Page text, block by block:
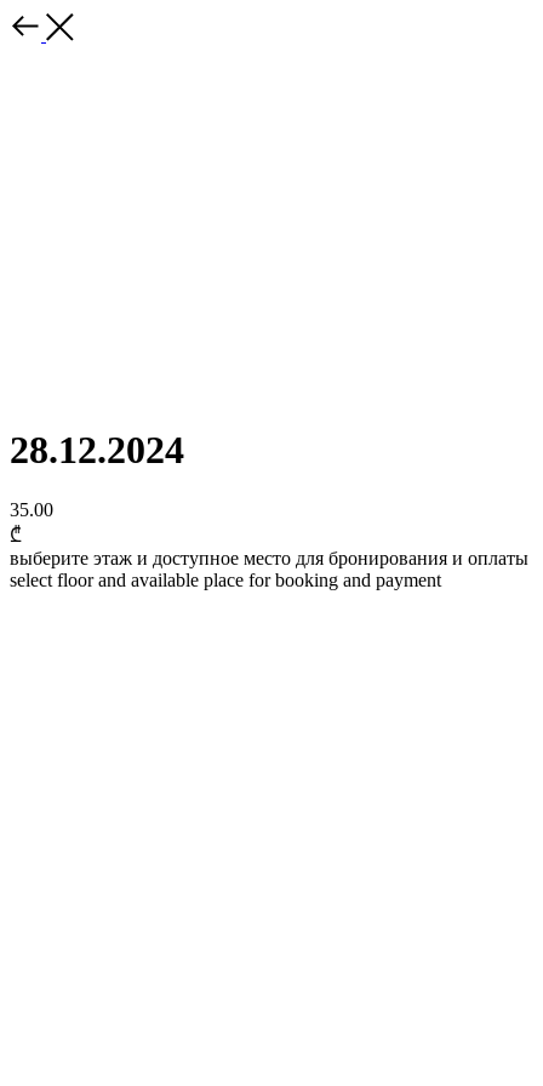
28.12.2024
35.00
₾
выберите этаж и доступное место для бронирования и оплаты
select floor and available place for booking and payment